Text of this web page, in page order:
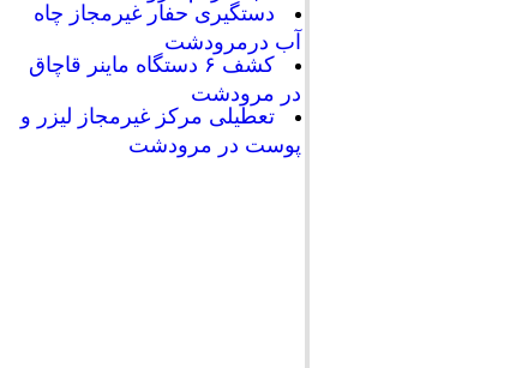
دستگیری حفار غیرمجاز چاه
آب درمرودشت
کشف ۶ دستگاه ماینر قاچاق
در مرودشت
تعطیلی مرکز غیرمجاز لیزر و
پوست در مرودشت